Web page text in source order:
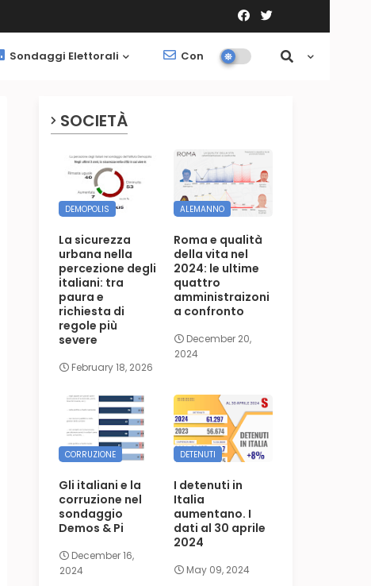
Sondaggi Elettorali Contatti Società
SOCIETÀ
DEMOPOLIS
La sicurezza
urbana nella
percezione degli
italiani: tra
paura e
richiesta di
regole più
severe
February 18, 2026
ALEMANNO
Roma e qualità
della vita nel
2024: le ultime
quattro
amministraizoni
a confronto
December 20,
2024
CORRUZIONE
Gli italiani e la
corruzione nel
sondaggio
Demos & Pi
December 16,
2024
DETENUTI
I detenuti in
Italia
aumentano. I
dati al 30 aprile
2024
May 09, 2024